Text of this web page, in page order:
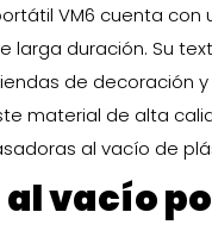
VM6 cuenta
larga duración. Su
de decoración
material de alta
al vacío de
vacío